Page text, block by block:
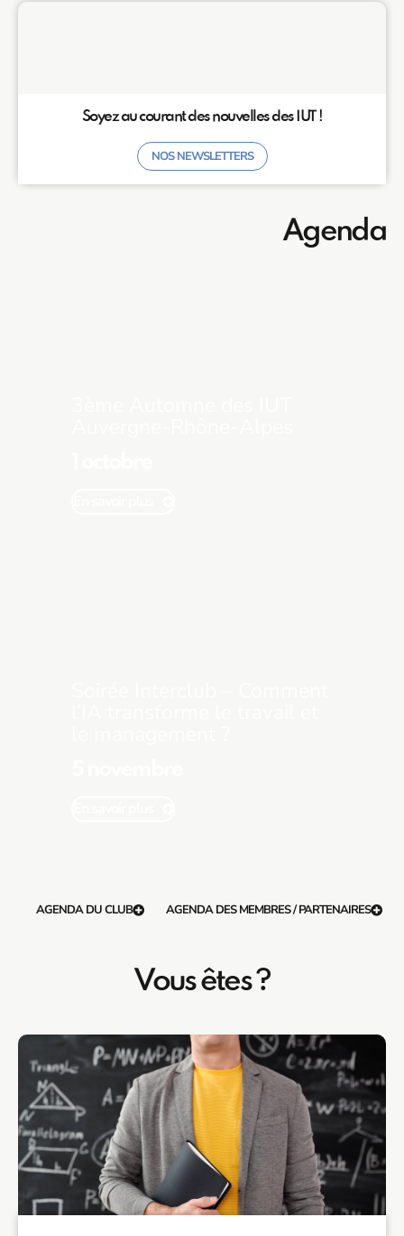
Soyez au courant des nouvelles des IUT !
NOS NEWSLETTERS
Agenda
AGENDA DU CLUB AGENDA DES MEMBRES / PARTENAIRES
Vous êtes ?